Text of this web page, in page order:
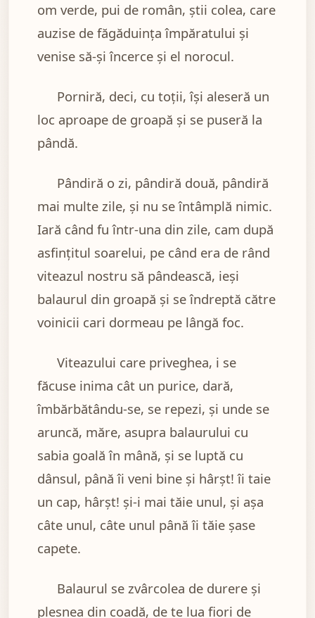
om verde, pui de român, ştii colea, care
auzise de făgăduinţa împăratului şi
venise să-şi încerce şi el norocul.
Porniră, deci, cu toţii, îşi aleseră un
loc aproape de groapă şi se puseră la
pândă.
Pândiră o zi, pândiră două, pândiră
mai multe zile, şi nu se întâmplă nimic.
Iară când fu într-una din zile, cam după
asfinţitul soarelui, pe când era de rând
viteazul nostru să pândească, ieşi
balaurul din groapă şi se îndreptă către
voinicii cari dormeau pe lângă foc.
Viteazului care priveghea, i se
făcuse inima cât un purice, dară,
îmbărbătându-se, se repezi, şi unde se
aruncă, măre, asupra balaurului cu
sabia goală în mână, şi se luptă cu
dânsul, până îi veni bine şi hârşt! îi taie
un cap, hârşt! şi-i mai tăie unul, şi aşa
câte unul, câte unul până îi tăie şase
capete.
Balaurul se zvârcolea de durere şi
plesnea din coadă, de te lua fiori de